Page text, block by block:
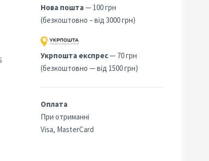
Нова пошта— 100 грн
(безкоштовно – від 3000 грн)
Укрпошта експрес— 70 грн
(безкоштовно — від 1500 грн)
Оплата
При отриманні
Visa, MasterCard